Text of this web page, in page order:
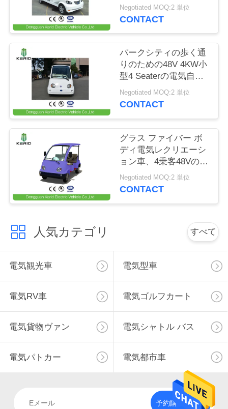
ー
理
く
さ
い
ニ
ュ
ー
ス
Negotiated MOQ:2 単位
CONTACT
パークシティの歩く通
りのための48V 4KW小
型4 Seaterの電気自動
車
Negotiated MOQ:2 単位
CONTACT
グラス ファイバー ボ
ディ電気レクリエーシ
ョン車、4乗客48Vの電
気ツーリスト車
Negotiated MOQ:2 単位
CONTACT
人気カテゴリ すべて
電気観光車 電気型車
電気RV車 電気ゴルフカート
電気貨物ヴァン 電気シャトル バス
電気パトカー 電気都市車
予約購読して下